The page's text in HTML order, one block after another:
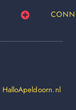
HalloApeldoorn.nl